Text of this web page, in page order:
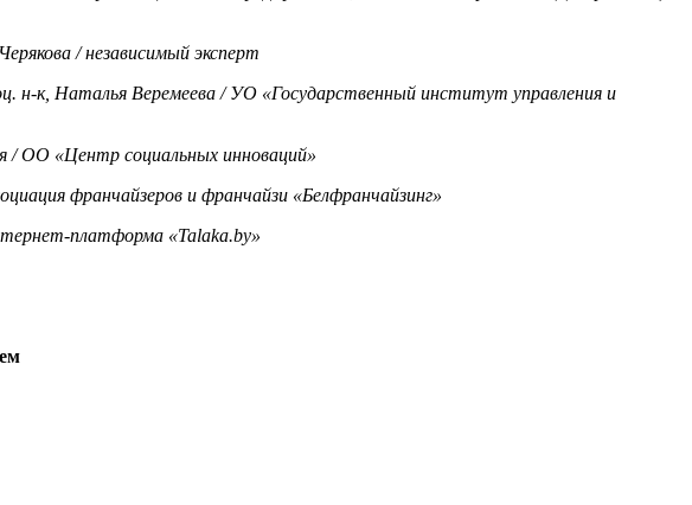
/ независимый эксперт
н-к, Наталья Веремеева / УО «Государственный институт управления и
/ ОО «Центр социальных инноваций»
франчайзеров и франчайзи «Белфранчайзинг»
платформа «Talaka.by»